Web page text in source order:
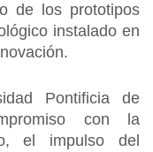
de los prototipos
instalado en
Pontificia de
con la
el impulso del